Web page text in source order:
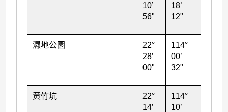
10’
56"
18’
12"
濕地公園
22°
28’
00"
114°
00’
32"
黃竹坑
22°
14’
114°
10’